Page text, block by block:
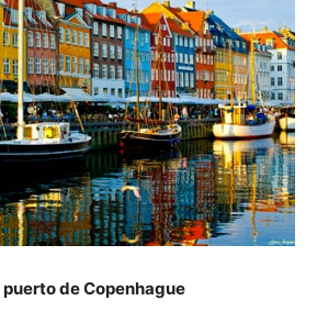
de Copenhague